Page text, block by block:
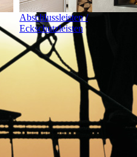
Abschlussleisten /
Eckschutzleisten